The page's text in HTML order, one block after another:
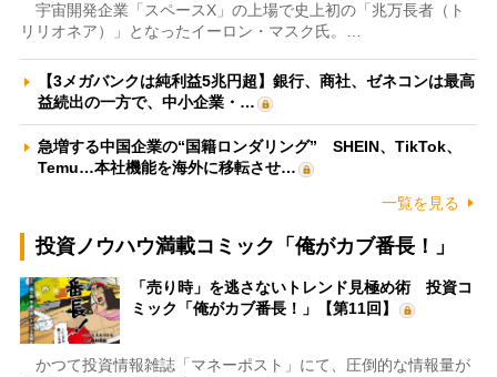
宇宙開発企業「スペースX」の上場で史上初の「兆万長者（ト
リリオネア）」となったイーロン・マスク氏。…
【3メガバンクは純利益5兆円超】銀行、商社、ゼネコンは最高
益続出の一方で、中小企業・…
急増する中国企業の“国籍ロンダリング” SHEIN、TikTok、
Temu…本社機能を海外に移転させ…
一覧を見る
投資ノウハウ満載コミック「俺がカブ番長！」
「売り時」を逃さないトレンド見極め術 投資コ
ミック「俺がカブ番長！」【第11回】
かつて投資情報雑誌「マネーポスト」にて、圧倒的な情報量が